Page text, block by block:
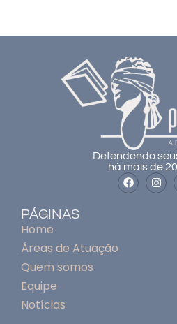
Defendendo
há mais de
PÁGINAS
Home
Áreas de Atuação
Quem somos
Equipe
Notícias